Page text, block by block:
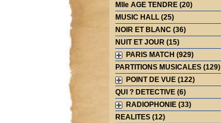
Mlle AGE TENDRE (20)
MUSIC HALL (25)
NOIR ET BLANC (36)
NUIT ET JOUR (15)
PARIS MATCH (929)
PARTITIONS MUSICALES (129)
POINT DE VUE (122)
QUI ? DETECTIVE (6)
RADIOPHONIE (33)
REALITES (12)